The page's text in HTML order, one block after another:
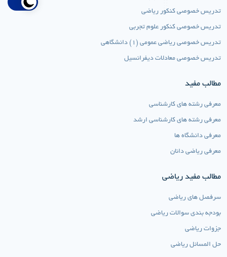
تدریس خصوصی کنکور ریاضی
تدریس خصوصی کنکور علوم تجربی
تدریس خصوصی ریاضی عمومی (1) دانشگاهی
تدریس خصوصی معادلات دیفرانسیل
مطالب مفید
معرفی رشته های کارشناسی
معرفی رشته های کارشناسی ارشد
معرفی دانشگاه ها
معرفی ریاضی دانان
مطالب مفید ریاضی
سرفصل های ریاضی
بودجه بندی سوالات ریاضی
جزوات ریاضی
حل المسائل ریاضی